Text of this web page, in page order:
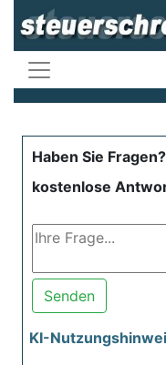
Haben Sie
kostenlose
Senden
KI-